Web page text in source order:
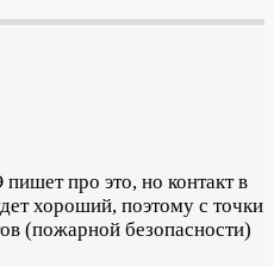
про это, но контакт в
хороший, поэтому с точки
(пожарной безопасности)